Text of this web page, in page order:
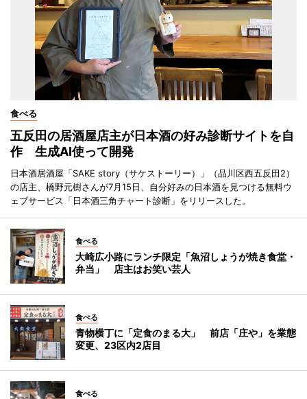
食べる
五反田の居酒屋店主が日本酒の好み診断サイトを自
作 生成AI使って開発
日本酒居酒屋「SAKE story（サケストーリー）」（品川区西五反田2）
の店主、橋野元樹さんが7月15日、自分好みの日本酒を見つける無料ウ
ェブサービス「日本酒三角チャート診断」をリリースした。
食べる
大崎広小路にランチ限定「魚沼しょうが焼き食堂・
弁当」 店主はお笑い芸人
食べる
青物横丁に「定食のまる大」 前店「庄や」を業態
変更、23区内2店目
食べる